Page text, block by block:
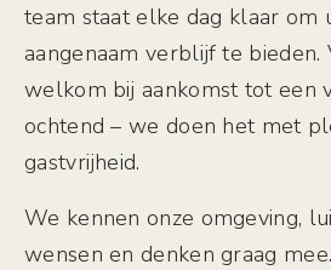
team staat elke dag klaar om
aangenaam verblijf te bieden.
welkom bij aankomst tot een
ochtend – we doen het met
gastvrijheid.
We kennen onze omgeving,
wensen en denken graag